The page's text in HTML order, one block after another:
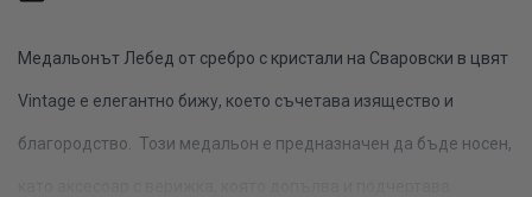
Медальонът Лебед от сребро с кристали на Сваровски в цвят
Vintage е елегантно бижу, което съчетава изящество и
благородство. Този медальон е предназначен да бъде носен,